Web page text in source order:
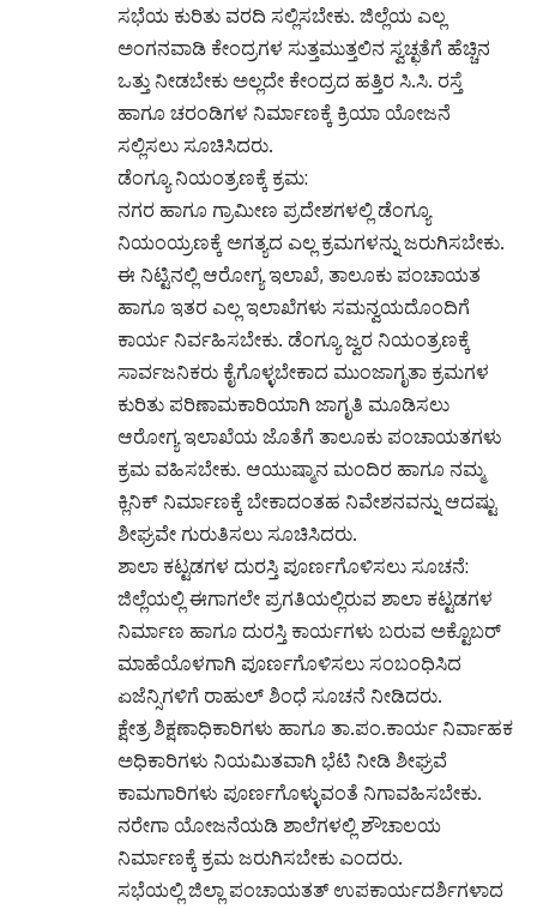
ಸಭೆಯ ಕುರಿತು ವರದಿ ಸಲ್ಲಿಸಬೇಕು. ಜಿಲ್ಲೆಯ ಎಲ್ಲ
ಅಂಗನವಾಡಿ ಕೇಂದ್ರಗಳ ಸುತ್ತಮುತ್ತಲಿನ ಸ್ವಚ್ಛತೆಗೆ ಹೆಚ್ಚಿನ
ಒತ್ತು ನೀಡಬೇಕು ಅಲ್ಲದೇ ಕೇಂದ್ರದ ಹತ್ತಿರ ಸಿ.ಸಿ. ರಸ್ತೆ
ಹಾಗೂ ಚರಂಡಿಗಳ ನಿರ್ಮಾಣಕ್ಕೆ ಕ್ರಿಯಾ ಯೋಜನೆ
ಸಲ್ಲಿಸಲು ಸೂಚಿಸಿದರು.
ಡೆಂಗ್ಯೂ ನಿಯಂತ್ರಣಕ್ಕೆ ಕ್ರಮ:
ನಗರ ಹಾಗೂ ಗ್ರಾಮೀಣ ಪ್ರದೇಶಗಳಲ್ಲಿ ಡೆಂಗ್ಯೂ
ನಿಯಂಯ್ರಣಕ್ಕೆ ಅಗತ್ಯದ ಎಲ್ಲ ಕ್ರಮಗಳನ್ನು ಜರುಗಿಸಬೇಕು.
ಈ ನಿಟ್ಟಿನಲ್ಲಿ ಆರೋಗ್ಯ ಇಲಾಖೆ, ತಾಲೂಕು ಪಂಚಾಯತ
ಹಾಗೂ ಇತರ ಎಲ್ಲ ಇಲಾಖೆಗಳು ಸಮನ್ವಯದೊಂದಿಗೆ
ಕಾರ್ಯ ನಿರ್ವಹಿಸಬೇಕು. ಡೆಂಗ್ಯೂ ಜ್ವರ ನಿಯಂತ್ರಣಕ್ಕೆ
ಸಾರ್ವಜನಿಕರು ಕೈಗೊಳ್ಳಬೇಕಾದ ಮುಂಜಾಗೃತಾ ಕ್ರಮಗಳ
ಕುರಿತು ಪರಿಣಾಮಕಾರಿಯಾಗಿ ಜಾಗೃತಿ ಮೂಡಿಸಲು
ಆರೋಗ್ಯ ಇಲಾಖೆಯ ಜೊತೆಗೆ ತಾಲೂಕು ಪಂಚಾಯತಗಳು
ಕ್ರಮ ವಹಿಸಬೇಕು. ಆಯುಷ್ಮಾನ ಮಂದಿರ ಹಾಗೂ ನಮ್ಮ
ಕ್ಲಿನಿಕ್ ನಿರ್ಮಾಣಕ್ಕೆ ಬೇಕಾದಂತಹ ನಿವೇಶನವನ್ನು ಆದಷ್ಟು
ಶೀಘ್ರವೇ ಗುರುತಿಸಲು ಸೂಚಿಸಿದರು.
ಶಾಲಾ ಕಟ್ಟಡಗಳ ದುರಸ್ತಿ ಪೂರ್ಣಗೊಳಿಸಲು ಸೂಚನೆ:
ಜಿಲ್ಲೆಯಲ್ಲಿ ಈಗಾಗಲೇ ಪ್ರಗತಿಯಲ್ಲಿರುವ ಶಾಲಾ ಕಟ್ಟಡಗಳ
ನಿರ್ಮಾಣ ಹಾಗೂ ದುರಸ್ತಿ ಕಾರ್ಯಗಳು ಬರುವ ಅಕ್ಟೊಬರ್
ಮಾಹೆಯೊಳಗಾಗಿ ಪೂರ್ಣಗೊಳಿಸಲು ಸಂಬಂಧಿಸಿದ
ಏಜೆನ್ಸಿಗಳಿಗೆ ರಾಹುಲ್ ಶಿಂಧೆ ಸೂಚನೆ ನೀಡಿದರು.
ಕ್ಷೇತ್ರ ಶಿಕ್ಷಣಾಧಿಕಾರಿಗಳು ಹಾಗೂ ತಾ.ಪಂ.ಕಾರ್ಯ ನಿರ್ವಾಹಕ
ಅಧಿಕಾರಿಗಳು ನಿಯಮಿತವಾಗಿ ಭೆಟಿ ನೀಡಿ ಶೀಘ್ರವೆ
ಕಾಮಗಾರಿಗಳು ಪೂರ್ಣಗೊಳ್ಳುವಂತೆ ನಿಗಾವಹಿಸಬೇಕು.
ನರೇಗಾ ಯೋಜನೆಯಡಿ ಶಾಲೆಗಳಲ್ಲಿ ಶೌಚಾಲಯ
ನಿರ್ಮಾಣಕ್ಕೆ ಕ್ರಮ ಜರುಗಿಸಬೇಕು ಎಂದರು.
ಸಭೆಯಲ್ಲಿ ಜಿಲ್ಲಾ ಪಂಚಾಯತತ್ ಉಪಕಾರ್ಯದರ್ಶಿಗಳಾದ